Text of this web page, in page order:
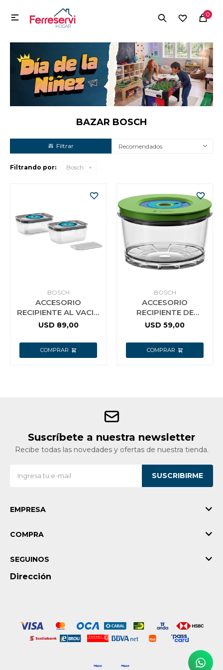
0

BAZAR BOSCH
Recomendados
Filtrando por: Bosch
BOSCH
ACCESORIO
RECIPIENTE AL VACIO
BOSCH X2 UN 1.2LTS
USD 89,00
BOSCH
ACCESORIO
RECIPIENTE DE
ALMACENAMIENTO AL
USD 59,00
Suscríbete a nuestra newsletter
Recibe todas las novedades y ofertas de nuestra tienda.
SUSCRIBIRME
EMPRESA
COMPRA
Dirección
SEGUINOS
MI CUENTA
Menú Herramientas y Construcción Electrodomésticos
Herramientas y Construcción
Electrodomésticos
Tecnología
Camping
Mascotas
Bazar
Ferretería